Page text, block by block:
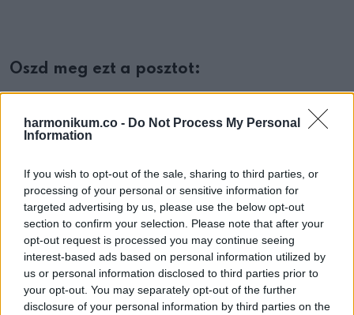
harmonikum.co - Do Not Process My Personal
Information
If you wish to opt-out of the sale, sharing to third parties, or
processing of your personal or sensitive information for
targeted advertising by us, please use the below opt-out
section to confirm your selection. Please note that after your
opt-out request is processed you may continue seeing
interest-based ads based on personal information utilized by
us or personal information disclosed to third parties prior to
your opt-out. You may separately opt-out of the further
disclosure of your personal information by third parties on the
Oszd meg ezt a posztot:
WhatsappRedditShare
ELŐZŐ POSZT
Amit ez a buszsofőr tett ma a 6 hónapos kis
Zalánkámért a Hősök terénél, az szóért
kiált..Ezt a buszsofőrt nagyon keresem.